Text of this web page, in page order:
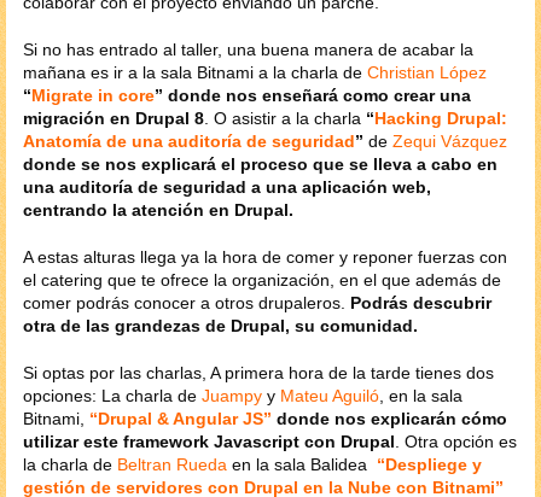
Si no has entrado al taller, una buena manera de acabar la
mañana es ir a la sala Bitnami a la charla de Christian López
“Migrate in core” donde nos enseñará como crear una
migración en Drupal 8 . O asistir a la charla “Hacking Drupal:
Anatomía de una auditoría de seguridad” de Zequi Vázquez
donde se nos explicará el proceso que se lleva a cabo en
una auditoría de seguridad a una aplicación web,
centrando la atención en Drupal.
A estas alturas llega ya la hora de comer y reponer fuerzas con
el catering que te ofrece la organización, en el que además de
comer podrás conocer a otros drupaleros. Podrás descubrir
otra de las grandezas de Drupal, su comunidad.
Si optas por las charlas, A primera hora de la tarde tienes dos
opciones: La charla de Juampy y Mateu Aguiló , en la sala
Bitnami, “Drupal & Angular JS” donde nos explicarán cómo
utilizar este framework Javascript con Drupal . Otra opción es
la charla de Beltran Rueda en la sala Balidea “Despliege y
gestión de servidores con Drupal en la Nube con Bitnami”